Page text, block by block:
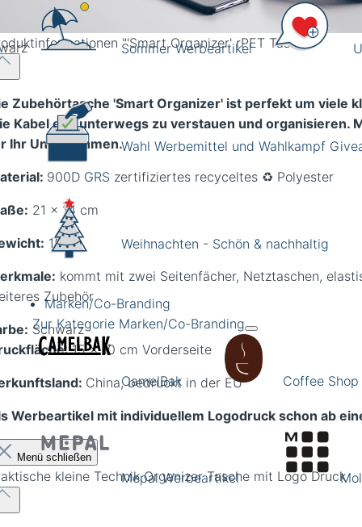
Sommer Werbeartikel
Wahl Werbemittel und Wahlkampf
Weihnachten - Schön & nachhaltig
Marken/Co-Branding
Zur Kategorie Marken/Co-Branding
CamelBak Coffee
Mepal Werbeartikel
mit Netztaschen und Reißverschluss Tasche in
"'Smart Organizer' rPET Tasche"
Zubehörtasche 'Smart Organizer' ist perfekt um viele
Kabel etc, unterwegs zu verstauen und organisieren.
Ihr Unternehmen.
900D GRS zertifiziertes recyceltes ♻️ Polyester
21 x 14 cm
150 g
kommt mit zwei Seitenfächer, Netztaschen,
Zubehör
Schwarz
: 15 x 10 cm Vorderseite
China, bedruckt in der EU
Werbeartikel mit individuellem Logodruck schon ab
Menü schließen
kleine Technik Organizer Tasche mit Logo Druck